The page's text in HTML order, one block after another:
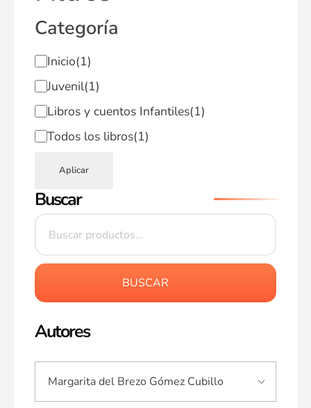
Categoría
Inicio(1)
Juvenil(1)
Libros y cuentos Infantiles(1)
Todos los libros(1)
Aplicar
Buscar
BUSCAR
Autores